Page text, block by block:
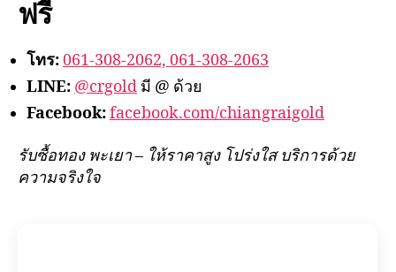
ฟรี
โทร:061-308-2062, 061-308-2063
LINE: @crgold มี @ ด้วย
Facebook:facebook.com/chiangraigold
รับซื้อทอง พะเยา – ให้ราคาสูง โปร่งใส บริการด้วย
ความจริงใจ